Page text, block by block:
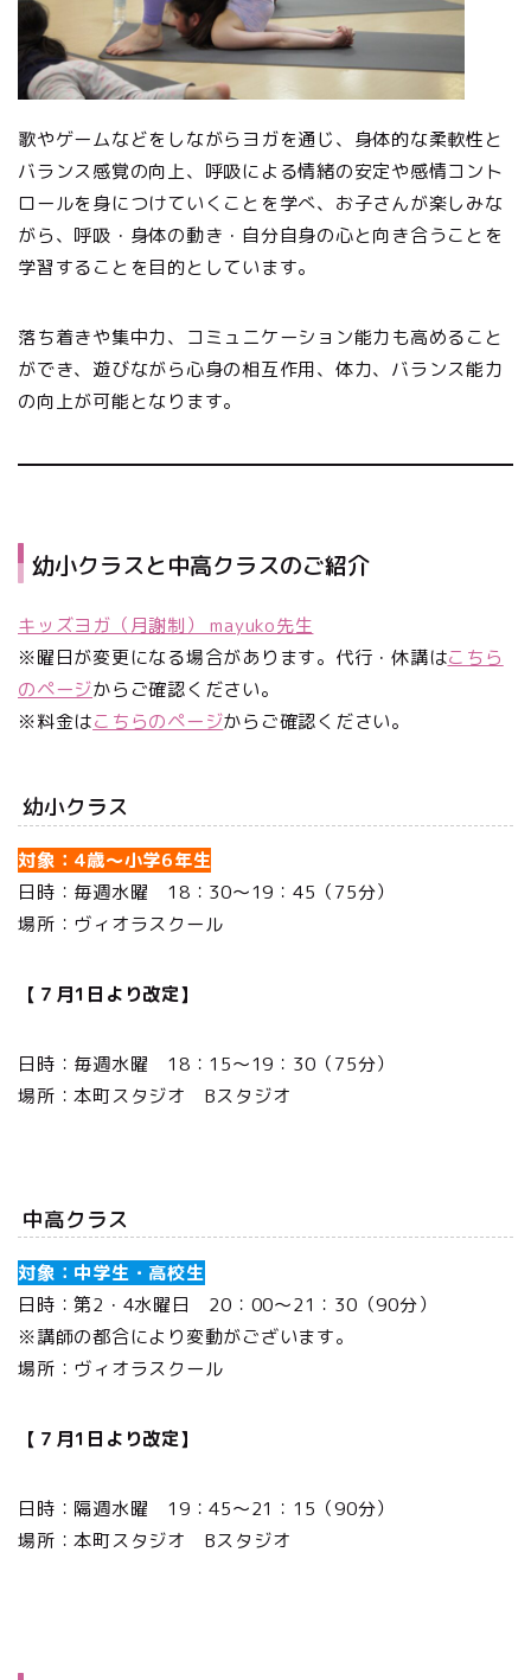
歌やゲームなどをしながらヨガを通じ、身体的な柔軟性と
バランス感覚の向上、呼吸による情緒の安定や感情コント
ロールを身につけていくことを学べ、お子さんが楽しみな
がら、呼吸・身体の動き・自分自身の心と向き合うことを
学習することを目的としています。
落ち着きや集中力、コミュニケーション能力も高めること
ができ、遊びながら心身の相互作用、体力、バランス能力
の向上が可能となります。
幼小クラスと中高クラスのご紹介
キッズヨガ（月謝制） mayuko先生
※曜日が変更になる場合があります。代行・休講はこちら
のページからご確認ください。
※料金はこちらのページからご確認ください。
幼小クラス
対象：4歳～小学6年生
日時：毎週水曜 18：30～19：45（75分）
場所：ヴィオラスクール
【７月1日より改定】
日時：毎週水曜 18：15〜19：30（75分）
場所：本町スタジオ Bスタジオ
中高クラス
対象：中学生・高校生
日時：第2・4水曜日 20：00～21：30（90分）
※講師の都合により変動がございます。
場所：ヴィオラスクール
【７月1日より改定】
日時：隔週水曜 19：45～21：15（90分）
場所：本町スタジオ Bスタジオ